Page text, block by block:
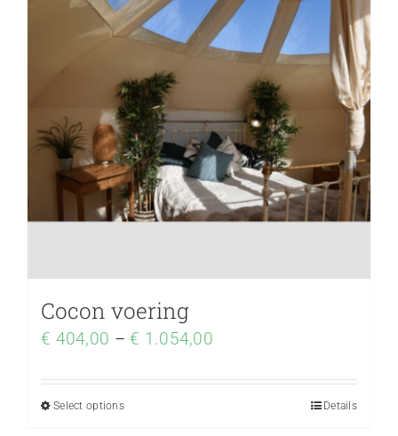
Cocon voering
€ 404,00 –€ 1.054,00
Select options Details